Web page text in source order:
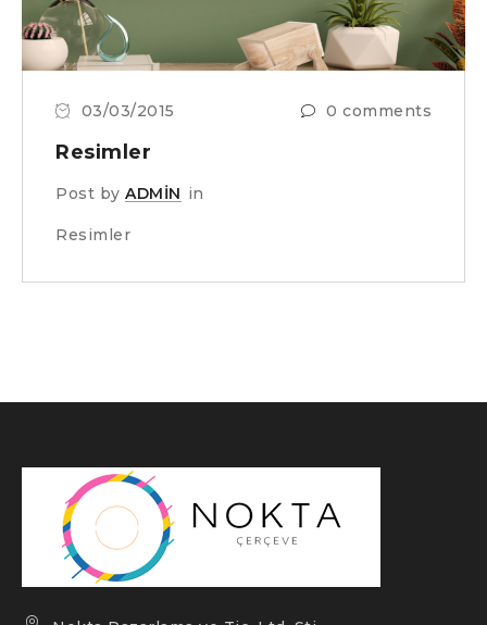
03/03/2015 0 comments
Resimler
Post by ADMIN in
Resimler